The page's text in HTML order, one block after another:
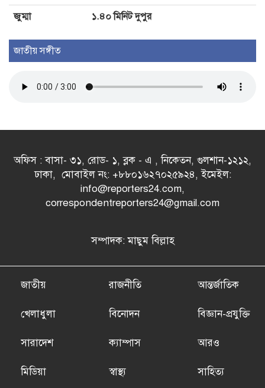
জুম্মা
১.৪০ মিনিট দুপুর
জাতীয় সঙ্গীত
অফিস : বাসা- ৩১, রোড- ১, ব্লক - এ , নিকেতন, গুলশান-১২১২,
ঢাকা, মোবাইল নং: +৮৮০১৬২৭০২৫৯২৪, ইমেইল:
info@reporters24.com,
correspondentreporters24@gmail.com
সম্পাদক: মাছুম বিল্লাহ
জাতীয় রাজনীতি আন্তর্জাতিক
খেলাধুলা বিনোদন বিজ্ঞান-প্রযুক্তি
সারাদেশ ক্যাম্পাস আরও
মিডিয়া স্বাস্থ্য সাহিত্য